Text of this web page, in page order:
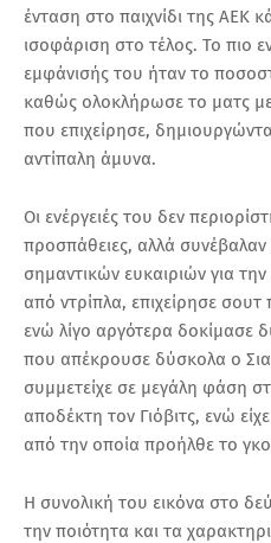
ένταση στο παιχνίδι της ΑΕΚ
ισοφάριση στο τέλος. Το πιο
εμφάνισής του ήταν το
καθώς ολοκλήρωσε το ματς με
που επιχείρησε,
αντίπαλη άμυνα.
Οι ενέργειές του δεν
προσπάθειες, αλλά συνέβαλαν
σημαντικών ευκαιριών για
από ντρίπλα, επιχείρησε
ενώ λίγο αργότερα δοκίμασε
που απέκρουσε δύσκολα ο
συμμετείχε σε μεγάλη φάση
αποδέκτη τον Γιόβιτς, ενώ
από την οποία προήλθε το
Η συνολική του εικόνα στο
την ποιότητα και τα